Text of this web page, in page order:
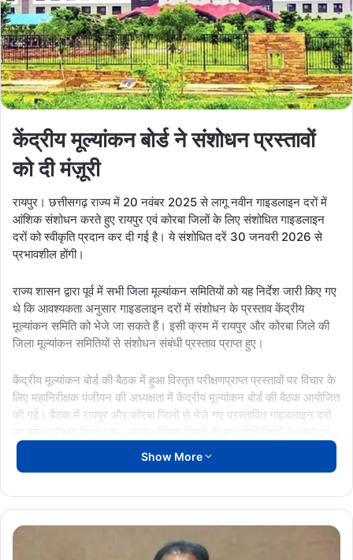
केंद्रीय मूल्यांकन बोर्ड ने संशोधन प्रस्तावों
को दी मंज़ूरी
रायपुर। छत्तीसगढ़ राज्य में 20 नवंबर 2025 से लागू नवीन गाइडलाइन दरों में
आंशिक संशोधन करते हुए रायपुर एवं कोरबा जिलों के लिए संशोधित गाइडलाइन
दरों को स्वीकृति प्रदान कर दी गई है। ये संशोधित दरें 30 जनवरी 2026 से
प्रभावशील होंगी।
राज्य शासन द्वारा पूर्व में सभी जिला मूल्यांकन समितियों को यह निर्देश जारी किए गए
थे कि आवश्यकता अनुसार गाइडलाइन दरों में संशोधन के प्रस्ताव केंद्रीय
मूल्यांकन समिति को भेजे जा सकते हैं। इसी क्रम में रायपुर और कोरबा जिले की
जिला मूल्यांकन समितियों से संशोधन संबंधी प्रस्ताव प्राप्त हुए।
केंद्रीय मूल्यांकन बोर्ड की बैठक में हुआ विस्तृत परीक्षणप्राप्त प्रस्तावों पर विचार के
लिए महानिरीक्षक पंजीयन की अध्यक्षता में केंद्रीय मूल्यांकन बोर्ड की बैठक आयोजित
की गई। बैठक में रायपुर और कोरबा जिलों से भेजे गए प्रस्तावित गाइडलाइन दरों
प्रस्तावों को बोर्ड द्वारा अनुमोदन प्रदान किया गया।
जानकारी अपने-अपने जिला पंजीयन कार्यालयों से प्राप्त कर सकते हैं।
Show More
ePragati